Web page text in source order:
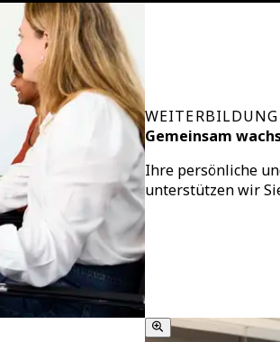
WEITERBILDUNG
Gemeinsam
Ihre persönliche
unterstützen wir